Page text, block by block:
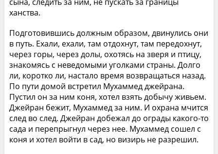
сына, следить за ним, не пускать за границы
ханства.
Подготовившись должным образом, двинулись они
в путь. Ехали, ехали, там отдохнут, там передохнут,
через горы, через долы, охотясь на зверя и птицу,
знакомясь с неведомыми уголками страны. Долго
ли, коротко ли, настало время возвращаться назад.
По пути домой встретил Мухаммед джейрана.
Пустил он за ним коня, хотел взять добычу живьем.
Джейран бежит, Мухаммед за ним. И охрана мчится
след во след. Джейран добежал до ограды какого-то
сада и перепрыгнул через нее. Мухаммед сошел с
коня и хотел войти в сад, но визирь не разрешил.